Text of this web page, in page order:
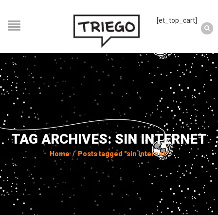
[et_top_cart]
TAG ARCHIVES: SIN INTERNET
Home / Posts tagged "sin internet"